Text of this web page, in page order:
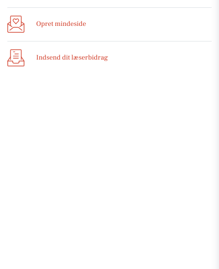
Opret mindeside
Indsend dit læserbidrag